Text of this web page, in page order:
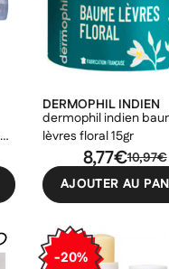
DERMOPHIL INDIEN
dermophil indien
lèvres floral 15gr
10,97€
8,77€
AJOUTER AU
-20%